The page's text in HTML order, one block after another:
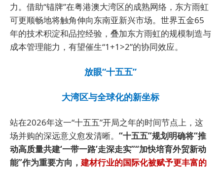
力。借助“锚牌”在粤港澳大湾区的成熟网络，东方雨虹
可更顺畅地将触角伸向东南亚新兴市场。世界五金65
年的技术积淀和品控经验，叠加东方雨虹的规模制造与
成本管理能力，有望催生“1+1>2”的协同效应。
放眼“十五五”
大湾区与全球化的新坐标
站在2026年这一“十五五”开局之年的时间节点上，这
场并购的深远意义愈发清晰。 “十五五”规划明确将“推
动高质量共建‘一带一路’走深走实”“加快培育外贸新动
能”作为重要方向， 建材行业的国际化被赋予更丰富的